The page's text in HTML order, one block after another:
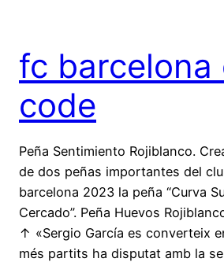
fc barcelona
code
Peña Sentimiento Rojiblanco.
de dos peñas importantes del
barcelona 2023 la peña “Curva
Cercado”. Peña Huevos
↑ «Sergio García es converteix
més partits ha disputat amb la